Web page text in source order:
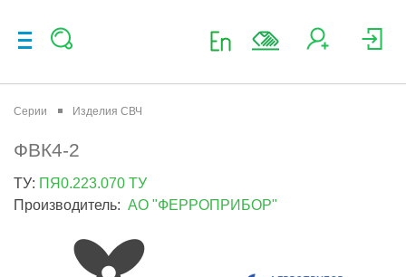
Серии Изделия СВЧ
ФВК4-2
ТУ: ПЯ0.223.070 ТУ
Производитель: АО "ФЕРРОПРИБОР"